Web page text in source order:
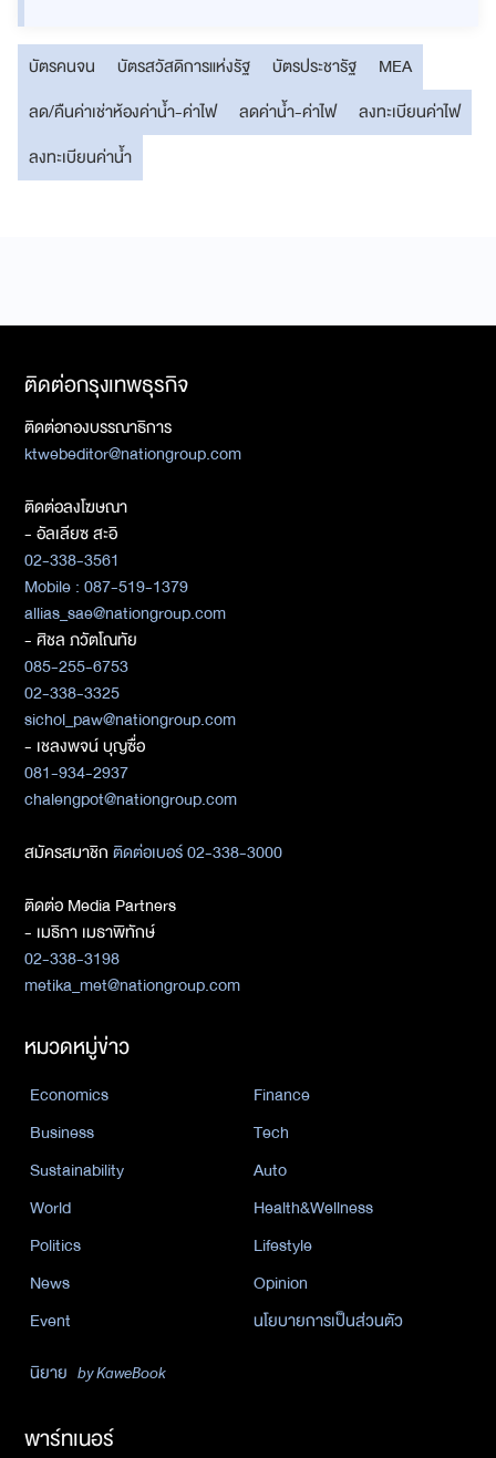
บัตรคนจน บัตรสวัสดิการแห่งรัฐ บัตรประชารัฐ
MEA
ลด/คืนค่าเช่าห้องค่าน้ำ-ค่าไฟ
ลดค่าน้ำ-ค่าไฟ
ลงทะเบียนค่าไฟ
ลงทะเบียนค่าน้ำ
ติดต่อกรุงเทพธุรกิจ
ติดต่อกองบรรณาธิการ
ktwebeditor@nationgroup.com
ติดต่อลงโฆษณา
- อัลเลียซ สะอิ
02-338-3561
Mobile : 087-519-1379
allias_sae@nationgroup.com
- ศิชล ภวัตโณทัย
085-255-6753
02-338-3325
sichol_paw@nationgroup.com
- เชลงพจน์ บุญซื่อ
081-934-2937
chalengpot@nationgroup.com
สมัครสมาชิกติดต่อเบอร์ 02-338-3000
ติดต่อ Media Partners
- เมธิกา เมธาพิทักษ์
02-338-3198
metika_met@nationgroup.com
หมวดหมู่ข่าว
Economics
Finance
Business
Tech
Sustainability
Auto
World
Health&Wellness
Politics
Lifestyle
News
Opinion
Event
นโยบายการเป็นส่วนตัว
นิยาย by KaweBook
พาร์ทเนอร์